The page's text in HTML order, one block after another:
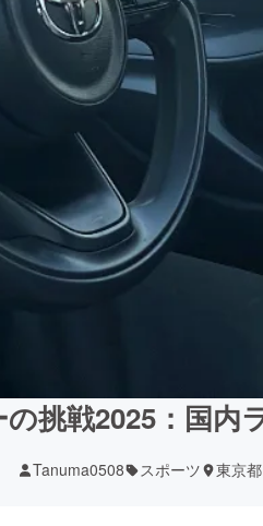
挑戦2025：国内
Tanuma0508 スポーツ 東京都